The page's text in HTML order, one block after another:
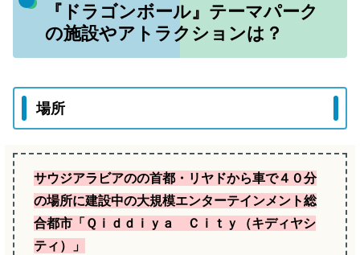
『ドラゴンボール』テーマパーク
の施設やアトラクションは？
場所
サウジアラビアのの首都・リヤドから車で４０分
の場所に建設中の大規模エンターテインメント総
合都市「Ｑｉｄｄｉｙａ Ｃｉｔｙ（キディヤシ
ティ）」